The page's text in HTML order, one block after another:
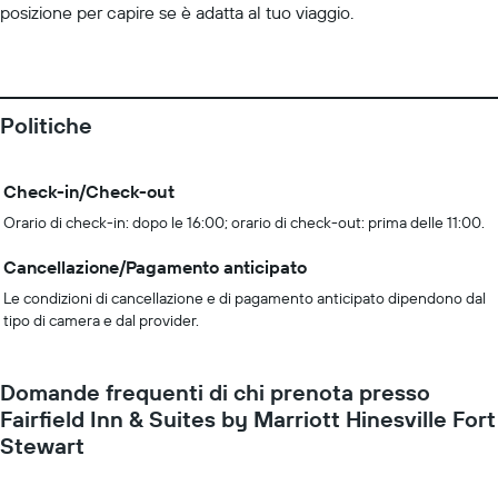
posizione per capire se è adatta al tuo viaggio.
Politiche
Check-in/Check-out
Orario di check-in: dopo le 16:00; orario di check-out: prima delle 11:00.
Cancellazione/Pagamento anticipato
Le condizioni di cancellazione e di pagamento anticipato dipendono dal
tipo di camera e dal provider.
Domande frequenti di chi prenota presso
Fairfield Inn & Suites by Marriott Hinesville Fort
Stewart